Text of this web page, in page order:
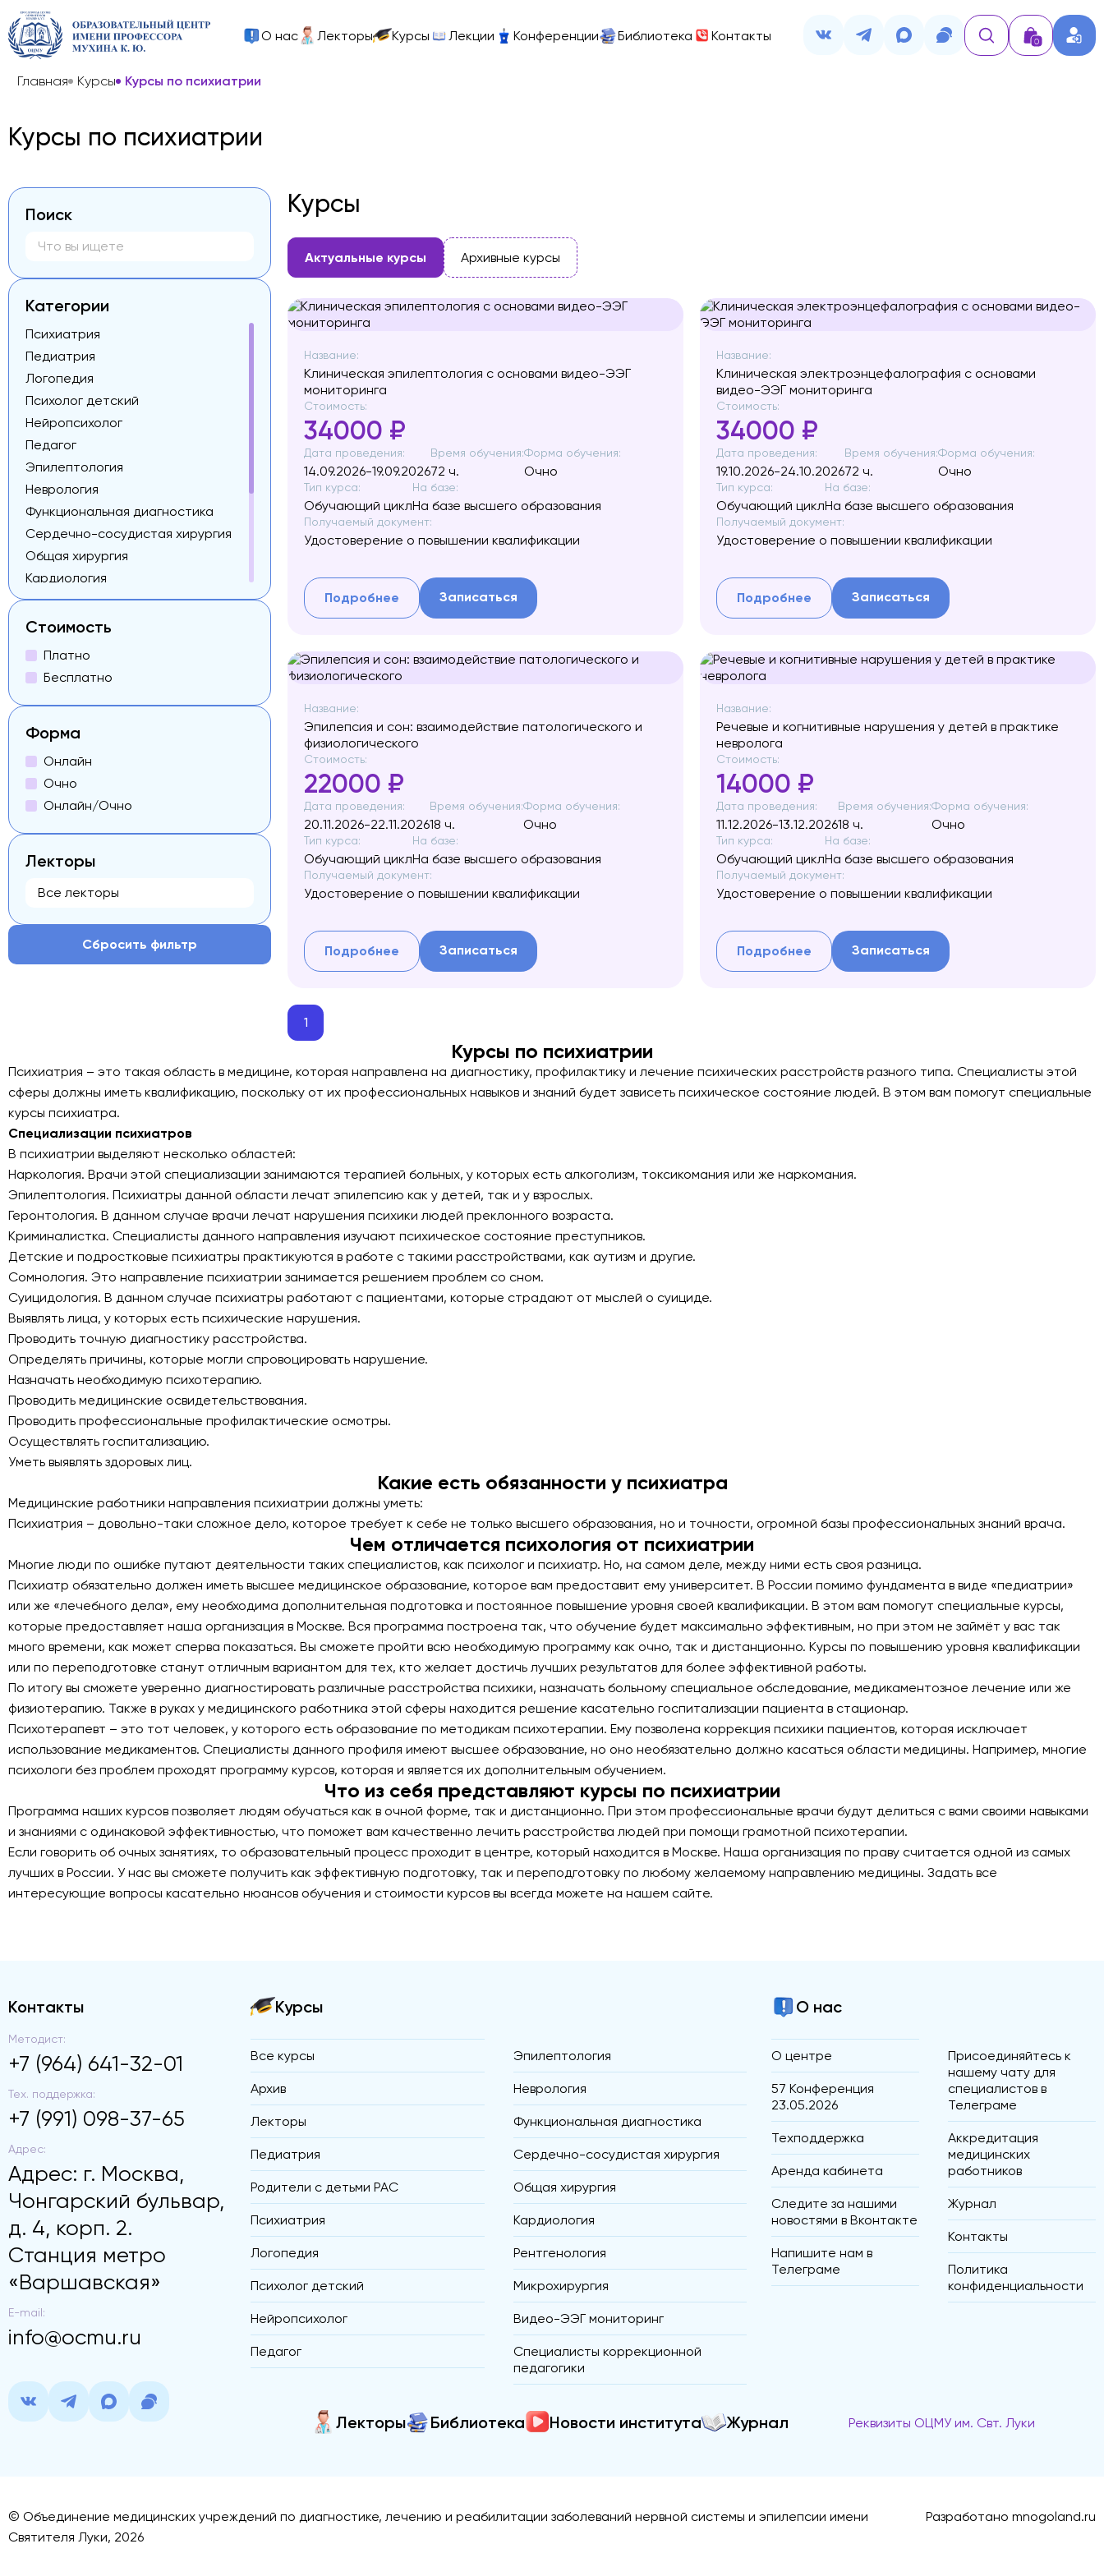
О нас Лекторы Курсы Лекции Конференции Библиотека Контакты 0
Главная Курсы Курсы по психиатрии
Курсы по психиатрии
Поиск
Категории
Психиатрия
Педиатрия
Логопедия
Психолог детский
Нейропсихолог
Педагог
Эпилептология
Неврология
Функциональная диагностика
Сердечно-сосудистая хирургия
Общая хирургия
Кардиология
Рентгенология
Микрохирургия
Родители с детьми РАС
Специалисты коррекционной
педагогики
Стоимость
Платно
Бесплатно
Форма
Онлайн
Очно
Онлайн/Очно
Лекторы
Сбросить фильтр
Курсы
Актуальные курсы Архивные курсы
Название:
Клиническая эпилептология с основами видео-ЭЭГ
мониторинга
Стоимость:
34000 ₽
Дата проведения:
14.09.2026-19.09.2026
Время обучения:
72 ч.
Форма обучения:
Очно
Тип курса:
Обучающий цикл
На базе:
На базе высшего образования
Получаемый документ:
Удостоверение о повышении квалификации
Подробнее Записаться
Название:
Клиническая электроэнцефалография с основами
видео-ЭЭГ мониторинга
Стоимость:
34000 ₽
Дата проведения:
19.10.2026-24.10.2026
Время обучения:
72 ч.
Форма обучения:
Очно
Тип курса:
Обучающий цикл
На базе:
На базе высшего образования
Получаемый документ:
Удостоверение о повышении квалификации
Подробнее Записаться
Название:
Эпилепсия и сон: взаимодействие патологического и
физиологического
Стоимость:
22000 ₽
Дата проведения:
20.11.2026-22.11.2026
Время обучения:
18 ч.
Форма обучения:
Очно
Тип курса:
Обучающий цикл
На базе:
На базе высшего образования
Получаемый документ:
Удостоверение о повышении квалификации
Подробнее Записаться
Название:
Речевые и когнитивные нарушения у детей в практике
невролога
Стоимость:
14000 ₽
Дата проведения:
11.12.2026-13.12.2026
Время обучения:
18 ч.
Форма обучения:
Очно
Тип курса:
Обучающий цикл
На базе:
На базе высшего образования
Получаемый документ:
Удостоверение о повышении квалификации
Подробнее Записаться
1
Курсы по психиатрии
Психиатрия – это такая область в медицине, которая направлена на диагностику, профилактику и лечение психических расстройств разного типа. Специалисты этой
сферы должны иметь квалификацию, поскольку от их профессиональных навыков и знаний будет зависеть психическое состояние людей. В этом вам помогут специальные
курсы психиатра.
Специализации психиатров
В психиатрии выделяют несколько областей:
Наркология. Врачи этой специализации занимаются терапией больных, у которых есть алкоголизм, токсикомания или же наркомания.
Эпилептология. Психиатры данной области лечат эпилепсию как у детей, так и у взрослых.
Геронтология. В данном случае врачи лечат нарушения психики людей преклонного возраста.
Криминалистка. Специалисты данного направления изучают психическое состояние преступников.
Детские и подростковые психиатры практикуются в работе с такими расстройствами, как аутизм и другие.
Сомнология. Это направление психиатрии занимается решением проблем со сном.
Суицидология. В данном случае психиатры работают с пациентами, которые страдают от мыслей о суициде.
Выявлять лица, у которых есть психические нарушения.
Проводить точную диагностику расстройства.
Определять причины, которые могли спровоцировать нарушение.
Назначать необходимую психотерапию.
Проводить медицинские освидетельствования.
Проводить профессиональные профилактические осмотры.
Осуществлять госпитализацию.
Уметь выявлять здоровых лиц.
Какие есть обязанности у психиатра
Медицинские работники направления психиатрии должны уметь:
Психиатрия – довольно-таки сложное дело, которое требует к себе не только высшего образования, но и точности, огромной базы профессиональных знаний врача.
Чем отличается психология от психиатрии
Многие люди по ошибке путают деятельности таких специалистов, как психолог и психиатр. Но, на самом деле, между ними есть своя разница.
Психиатр обязательно должен иметь высшее медицинское образование, которое вам предоставит ему университет. В России помимо фундамента в виде «педиатрии»
или же «лечебного дела», ему необходима дополнительная подготовка и постоянное повышение уровня своей квалификации. В этом вам помогут специальные курсы,
которые предоставляет наша организация в Москве. Вся программа построена так, что обучение будет максимально эффективным, но при этом не займёт у вас так
много времени, как может сперва показаться. Вы сможете пройти всю необходимую программу как очно, так и дистанционно. Курсы по повышению уровня квалификации
или по переподготовке станут отличным вариантом для тех, кто желает достичь лучших результатов для более эффективной работы.
По итогу вы сможете уверенно диагностировать различные расстройства психики, назначать больному специальное обследование, медикаментозное лечение или же
физиотерапию. Также в руках у медицинского работника этой сферы находится решение касательно госпитализации пациента в стационар.
Психотерапевт – это тот человек, у которого есть образование по методикам психотерапии. Ему позволена коррекция психики пациентов, которая исключает
использование медикаментов. Специалисты данного профиля имеют высшее образование, но оно необязательно должно касаться области медицины. Например, многие
психологи без проблем проходят программу курсов, которая и является их дополнительным обучением.
Что из себя представляют курсы по психиатрии
Программа наших курсов позволяет людям обучаться как в очной форме, так и дистанционно. При этом профессиональные врачи будут делиться с вами своими навыками
и знаниями с одинаковой эффективностью, что поможет вам качественно лечить расстройства людей при помощи грамотной психотерапии.
Если говорить об очных занятиях, то образовательный процесс проходит в центре, который находится в Москве. Наша организация по праву считается одной из самых
лучших в России. У нас вы сможете получить как эффективную подготовку, так и переподготовку по любому желаемому направлению медицины. Задать все
интересующие вопросы касательно нюансов обучения и стоимости курсов вы всегда можете на нашем сайте.
Контакты
Методист:
+7 (964) 641-32-01
Тех. поддержка:
+7 (991) 098-37-65
Адрес:
Адрес: г. Москва,
Чонгарский бульвар,
д. 4, корп. 2.
Станция метро
«Варшавская»
E-mail:
info@ocmu.ru
Курсы
Все курсы
Архив
Лекторы
Педиатрия
Родители с детьми РАС
Психиатрия
Логопедия
Психолог детский
Нейропсихолог
Педагог
Эпилептология
Неврология
Функциональная диагностика
Сердечно-сосудистая хирургия
Общая хирургия
Кардиология
Рентгенология
Микрохирургия
Видео-ЭЭГ мониторинг
Специалисты коррекционной
педагогики
О нас
О центре
57 Конференция
23.05.2026
Техподдержка
Аренда кабинета
Следите за нашими
новостями в Вконтакте
Напишите нам в
Телеграме
Присоединяйтесь к
нашему чату для
специалистов в
Телеграме
Аккредитация
медицинских
работников
Журнал
Контакты
Политика
конфиденциальности
Лекторы Библиотека Новости института Журнал Реквизиты ОЦМУ им. Свт. Луки
© Объединение медицинских учреждений по диагностике, лечению и реабилитации заболеваний нервной системы и эпилепсии имени
Святителя Луки, 2026
Разработано mnogoland.ru